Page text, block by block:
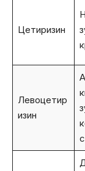
Цетиризин
Левоцетир
изин